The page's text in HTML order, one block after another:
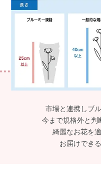
市場と連携しブ
今まで規格外と判
綺麗なお花を
お届けでき